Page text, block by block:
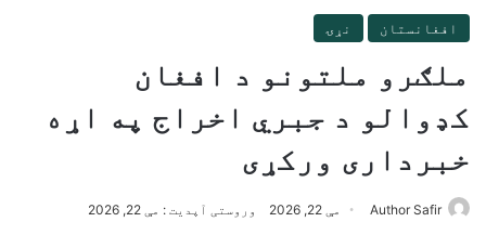
افغانستان نړۍ
ملګرو ملتونو د افغان
کډوالو د جبري اخراج په اړه
خبرداری ورکړی
Author Safir مې 22, 2026 وروستی آپدیت : مې 22, 2026